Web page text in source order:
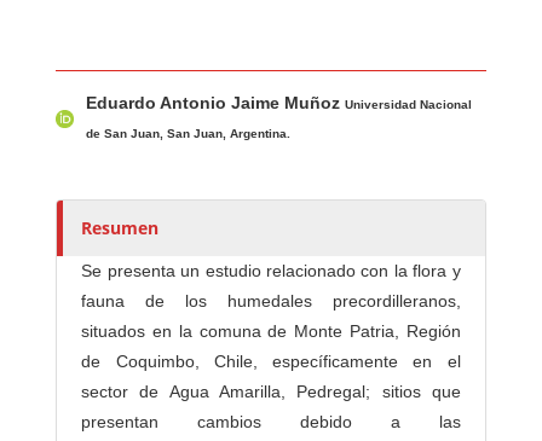
u
r
s
Eduardo Antonio Jaime MuñozUniversidad Nacional
de San Juan, San Juan, Argentina.
Resumen
Se presenta un estudio relacionado con la flora y
fauna de los humedales precordilleranos,
situados en la comuna de Monte Patria, Región
de Coquimbo, Chile, específicamente en el
sector de Agua Amarilla, Pedregal; sitios que
presentan cambios debido a las